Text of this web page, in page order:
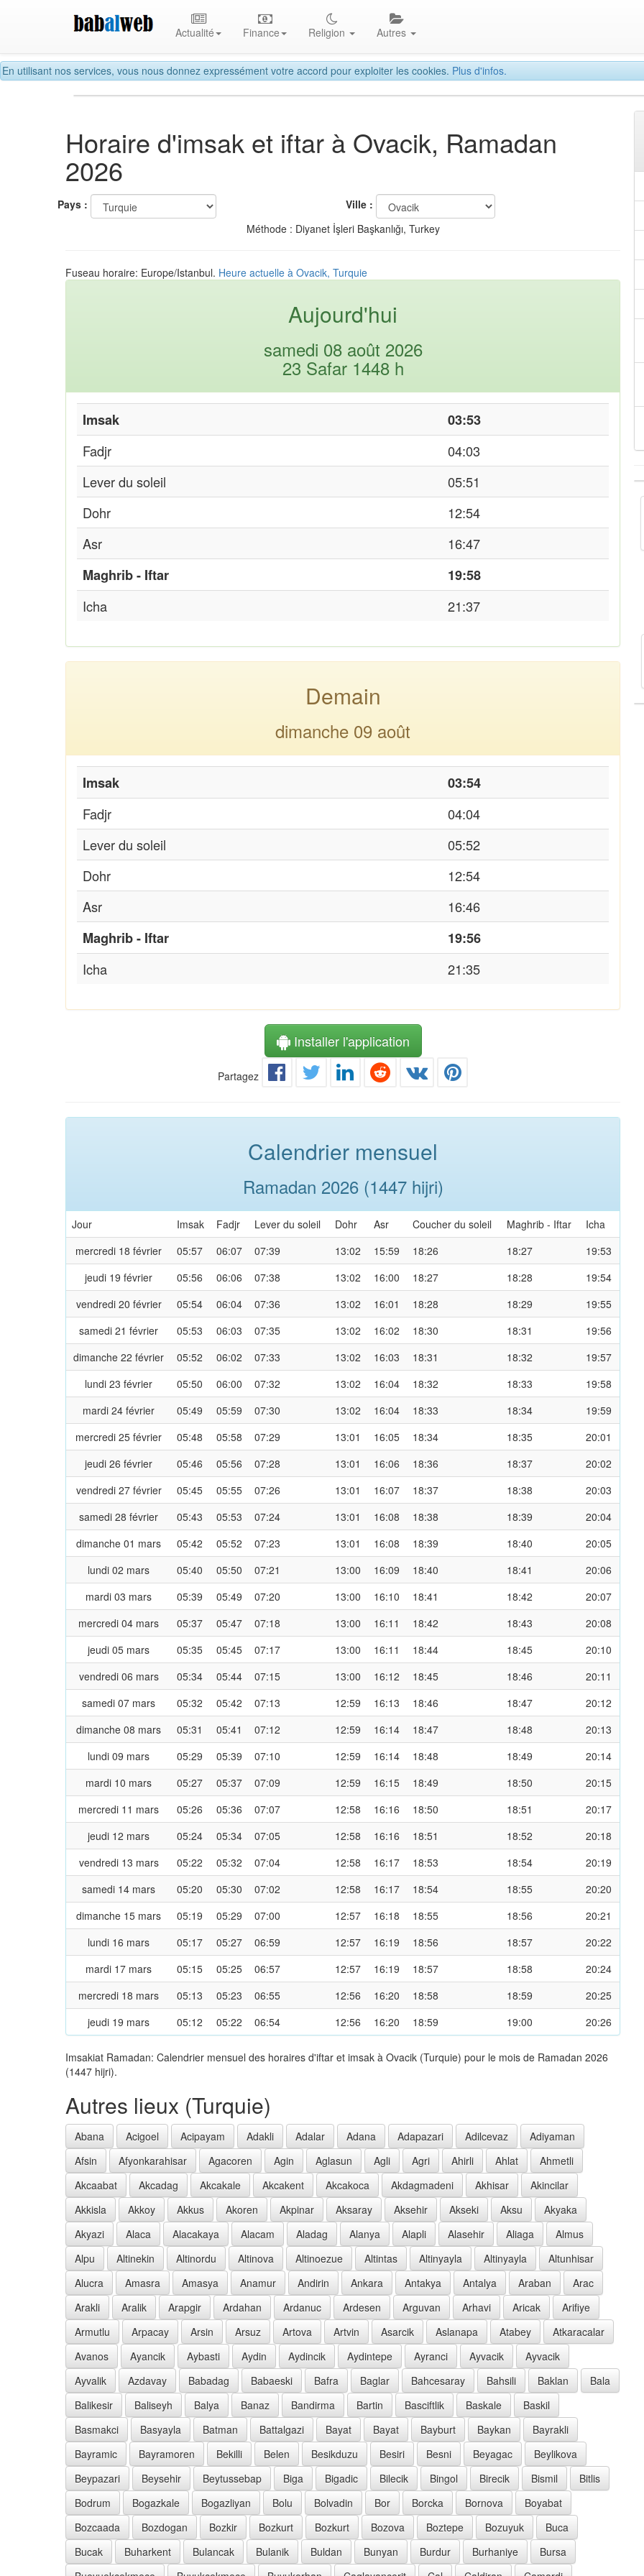
En utilisant nos services, vous nous donnez expressément votre accord pour exploiter les cookies. Plus d'infos.
Actualité Finance Religion Autres
Horaire d'imsak et iftar à Ovacik, Ramadan
2026
Pays :
Ville :
Méthode : Diyanet İşleri Başkanlığı, Turkey
Fuseau horaire: Europe/Istanbul. Heure actuelle à Ovacik, Turquie
Aujourd'hui
samedi 08 août 2026
23 Safar 1448 h
Imsak
03:53
Fadjr
04:03
Lever du soleil
05:51
Dohr
12:54
Asr
16:47
Maghrib - Iftar
19:58
Icha
21:37
Demain
dimanche 09 août
Imsak
03:54
Fadjr
04:04
Lever du soleil
05:52
Dohr
12:54
Asr
16:46
Maghrib - Iftar
19:56
Icha
21:35
Installer l'application
Partagez
Calendrier mensuel
Ramadan 2026 (1447 hijri)
Jour Imsak Fadjr Lever du soleil Dohr Asr Coucher du soleil Maghrib - Iftar
Icha
mercredi 18 février
05:57 06:07 07:39 13:02 15:59 18:26 18:27
19:53
jeudi 19 février
05:56 06:06 07:38 13:02 16:00 18:27 18:28
19:54
vendredi 20 février
05:54 06:04 07:36 13:02 16:01 18:28 18:29
19:55
samedi 21 février
05:53 06:03 07:35 13:02 16:02 18:30 18:31
19:56
dimanche 22 février
05:52 06:02 07:33 13:02 16:03 18:31 18:32
19:57
lundi 23 février
05:50 06:00 07:32 13:02 16:04 18:32 18:33
19:58
mardi 24 février
05:49 05:59 07:30 13:02 16:04 18:33 18:34
19:59
mercredi 25 février
05:48 05:58 07:29 13:01 16:05 18:34 18:35
20:01
jeudi 26 février
05:46 05:56 07:28 13:01 16:06 18:36 18:37
20:02
vendredi 27 février
05:45 05:55 07:26 13:01 16:07 18:37 18:38
20:03
samedi 28 février
05:43 05:53 07:24 13:01 16:08 18:38 18:39
20:04
dimanche 01 mars
05:42 05:52 07:23 13:01 16:08 18:39 18:40
20:05
lundi 02 mars
05:40 05:50 07:21 13:00 16:09 18:40 18:41
20:06
mardi 03 mars
05:39 05:49 07:20 13:00 16:10 18:41 18:42
20:07
mercredi 04 mars
05:37 05:47 07:18 13:00 16:11 18:42 18:43
20:08
jeudi 05 mars
05:35 05:45 07:17 13:00 16:11 18:44 18:45
20:10
vendredi 06 mars
05:34 05:44 07:15 13:00 16:12 18:45 18:46
20:11
samedi 07 mars
05:32 05:42 07:13 12:59 16:13 18:46 18:47
20:12
dimanche 08 mars
05:31 05:41 07:12 12:59 16:14 18:47 18:48
20:13
lundi 09 mars
05:29 05:39 07:10 12:59 16:14 18:48 18:49
20:14
mardi 10 mars
05:27 05:37 07:09 12:59 16:15 18:49 18:50
20:15
mercredi 11 mars
05:26 05:36 07:07 12:58 16:16 18:50 18:51
20:17
jeudi 12 mars
05:24 05:34 07:05 12:58 16:16 18:51 18:52
20:18
vendredi 13 mars
05:22 05:32 07:04 12:58 16:17 18:53 18:54
20:19
samedi 14 mars
05:20 05:30 07:02 12:58 16:17 18:54 18:55
20:20
dimanche 15 mars
05:19 05:29 07:00 12:57 16:18 18:55 18:56
20:21
lundi 16 mars
05:17 05:27 06:59 12:57 16:19 18:56 18:57
20:22
mardi 17 mars
05:15 05:25 06:57 12:57 16:19 18:57 18:58
20:24
mercredi 18 mars
05:13 05:23 06:55 12:56 16:20 18:58 18:59
20:25
jeudi 19 mars
05:12 05:22 06:54 12:56 16:20 18:59 19:00 20:26
Imsakiat Ramadan: Calendrier mensuel des horaires d'iftar et imsak à Ovacik (Turquie) pour le mois de Ramadan 2026
(1447 hijri).
Autres lieux (Turquie)
Abana Acigoel Acipayam Adakli Adalar Adana Adapazari Adilcevaz
Adiyaman
Afsin
Afyonkarahisar Agacoren Agin Aglasun Agli Agri Ahirli Ahlat
Ahmetli
Akcaabat
Akcadag Akcakale Akcakent Akcakoca Akdagmadeni Akhisar
Akincilar
Akkisla
Akkoy Akkus Akoren Akpinar Aksaray Aksehir Akseki Aksu
Akyaka
Akyazi
Alaca Alacakaya Alacam Aladag Alanya Alapli Alasehir Aliaga
Almus
Alpu
Altinekin Altinordu Altinova Altinoezue Altintas Altinyayla Altinyayla
Altunhisar
Alucra
Amasra Amasya Anamur Andirin Ankara Antakya Antalya Araban
Arac
Arakli
Aralik Arapgir Ardahan Ardanuc Ardesen Arguvan Arhavi Aricak
Arifiye
Armutlu
Arpacay Arsin Arsuz Artova Artvin Asarcik Aslanapa Atabey
Atkaracalar
Avanos
Ayancik Aybasti Aydin Aydincik Aydintepe Ayranci Ayvacik
Ayvacik
Ayvalik
Azdavay Babadag Babaeski Bafra Baglar Bahcesaray Bahsili Baklan
Bala
Balikesir
Baliseyh Balya Banaz Bandirma Bartin Basciftlik Baskale
Baskil
Basmakci
Basyayla Batman Battalgazi Bayat Bayat Bayburt Baykan
Bayrakli
Bayramic
Bayramoren Bekilli Belen Besikduzu Besiri Besni Beyagac
Beylikova
Beypazari
Beysehir Beytussebap Biga Bigadic Bilecik Bingol Birecik Bismil
Bitlis
Bodrum
Bogazkale Bogazliyan Bolu Bolvadin Bor Borcka Bornova
Boyabat
Bozcaada
Bozdogan Bozkir Bozkurt Bozkurt Bozova Boztepe Bozuyuk
Buca
Bucak
Buharkent Bulancak Bulanik Buldan Bunyan Burdur Burhaniye
Bursa